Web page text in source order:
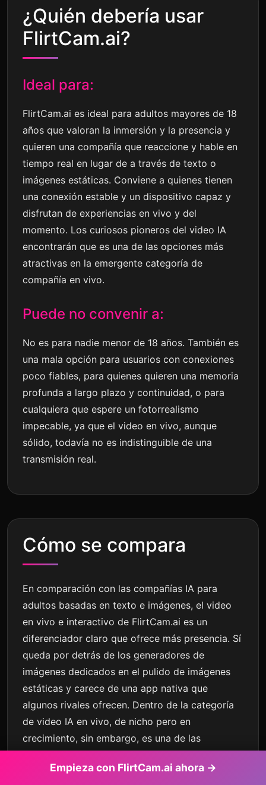
¿Quién debería usar
FlirtCam.ai?
Ideal para:
FlirtCam.ai es ideal para adultos mayores de 18
años que valoran la inmersión y la presencia y
quieren una compañía que reaccione y hable en
tiempo real en lugar de a través de texto o
imágenes estáticas. Conviene a quienes tienen
una conexión estable y un dispositivo capaz y
disfrutan de experiencias en vivo y del
momento. Los curiosos pioneros del video IA
encontrarán que es una de las opciones más
atractivas en la emergente categoría de
compañía en vivo.
Puede no convenir a:
No es para nadie menor de 18 años. También es
una mala opción para usuarios con conexiones
poco fiables, para quienes quieren una memoria
profunda a largo plazo y continuidad, o para
cualquiera que espere un fotorrealismo
impecable, ya que el video en vivo, aunque
sólido, todavía no es indistinguible de una
transmisión real.
Cómo se compara
En comparación con las compañías IA para
adultos basadas en texto e imágenes, el video
en vivo e interactivo de FlirtCam.ai es un
diferenciador claro que ofrece más presencia. Sí
queda por detrás de los generadores de
imágenes dedicados en el pulido de imágenes
estáticas y carece de una app nativa que
algunos rivales ofrecen. Dentro de la categoría
de video IA en vivo, de nicho pero en
crecimiento, sin embargo, es una de las
disponibles en 2026.
Empieza con FlirtCam.ai ahora →